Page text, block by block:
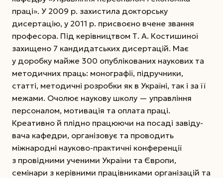
праці». У 2009 р. захистила докторську
дисертацію, у 2011 р. присвоєно вчене звання
професора. Під керівництвом Т. А. Костишиної
захищено 7 кандидатських дисертацій. Має
у доробку майже 300 опублікованих наукових та
методичних праць: монографії, підручники,
статті, методичні розробки як в Украї­ні, так і за її
межами. Очолює наукову школу — управління
персоналом, мотивація та оплата праці.
Креативно й плідно працюючи на посаді завіду­
вача кафедри, організовує та проводить
міжнародні науково-практичні конференції
з провідними ученими України та Європи,
семінари з керівними працівниками організацій та